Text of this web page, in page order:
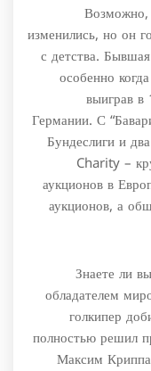
Возможно,
изменились, но он
с детства.
особенно
выиграв
Германии. С
Бундеслиги и
Charity –
аукционов в
аукционов, а
Знаете ли
обладателем
голкипер
полностью решил
Максим